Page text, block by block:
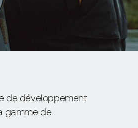
de développement
gamme de